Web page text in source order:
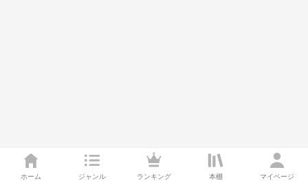
ホーム ジャンル ランキング 本棚 マイページ